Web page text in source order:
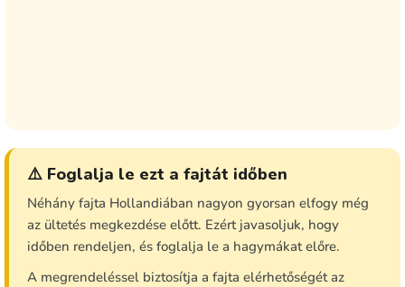
⚠️ Foglalja le ezt a fajtát időben
Néhány fajta Hollandiában nagyon gyorsan elfogy még
az ültetés megkezdése előtt. Ezért javasoljuk, hogy
időben rendeljen, és foglalja le a hagymákat előre.
A megrendeléssel biztosítja a fajta elérhetőségét az